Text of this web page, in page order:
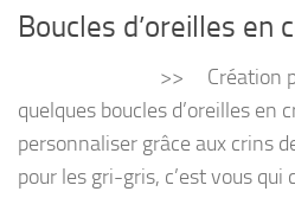
Boucles d’oreilles en
>> Création plus
quelques boucles d’oreilles en
personnaliser grâce aux crins
pour les gri-gris, c’est vous qui